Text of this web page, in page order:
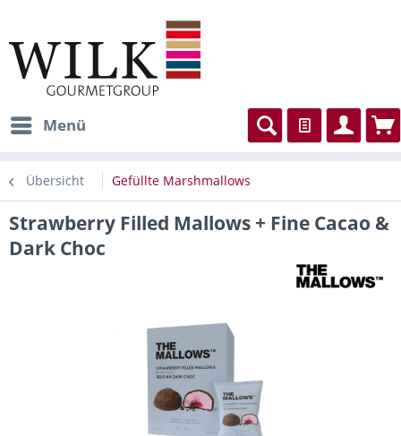
Menü
Übersicht Gefüllte Marshmallows
Strawberry Filled Mallows + Fine Cacao &
Dark Choc